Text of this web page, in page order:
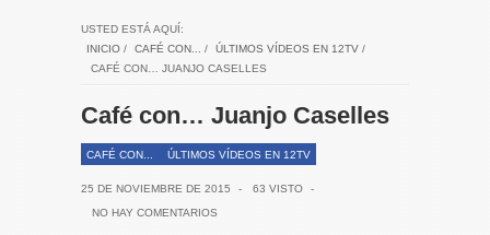
USTED ESTÁ AQUÍ:
INICIO / CAFÉ CON... / ÚLTIMOS VÍDEOS EN 12TV /
CAFÉ CON… JUANJO CASELLES
Café con… Juanjo Caselles
CAFÉ CON... ÚLTIMOS VÍDEOS EN 12TV
25 DE NOVIEMBRE DE 2015 - 63 VISTO
-
NO HAY COMENTARIOS